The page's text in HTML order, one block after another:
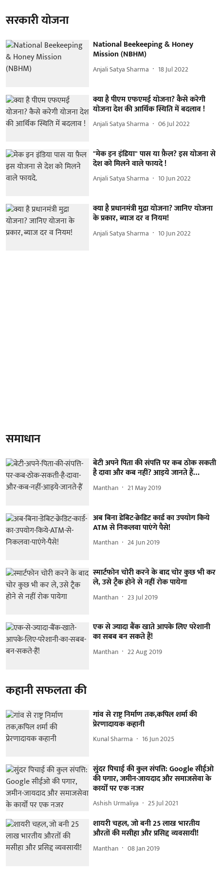
सरकारी योजना
National Beekeeping & Honey
Mission (NBHM)
Anjali Satya Sharma 18 Jul 2022
क्या है पीएम एफएमई योजना? कैसे करेगी
योजना देश की आर्थिक स्थिति में बदलाव !
Anjali Satya Sharma 06 Jul 2022
"मेक इन इंडिया" पास या फ़ैल? इस योजना से
देश को मिलने वाले फायदे !
Anjali Satya Sharma 10 Jun 2022
क्या है प्रधानमंत्री मुद्रा योजना? जानिए योजना
के प्रकार, ब्याज दर व नियम!
Anjali Satya Sharma 10 Jun 2022
समाधान
बेटी अपने पिता की संपत्ति पर कब ठोक सकती
है दावा और कब नहीं? आइये जानते हैं…
Manthan 21 May 2019
अब बिना डेबिट-क्रेडिट कार्ड का उपयोग किये
ATM से निकलवा पाएंगे पैसे!
Manthan 24 Jun 2019
स्मार्टफोन चोरी करने के बाद चोर कुछ भी कर
ले, उसे ट्रैक होने से नहीं रोक पायेगा
Manthan 23 Jul 2019
एक से ज्यादा बैंक खाते आपके लिए परेशानी
का सबब बन सकते हैं!
Manthan 22 Aug 2019
कहानी सफलता की
गांव से राष्ट्र निर्माण तक,कपिल शर्मा की
प्रेरणादायक कहानी
Kunal Sharma 16 Jun 2025
सुंदर पिचाई की कुल संपत्ति: Google सीईओ
की पगार, जमीन-जायदाद और समाजसेवा के
कार्यों पर एक नजर
Ashish Urmaliya 25 Jul 2021
शायरी चहल, जो बनी 25 लाख भारतीय
औरतों की मसीहा और प्रसिद्द व्यवसायी!
Manthan 08 Jan 2019